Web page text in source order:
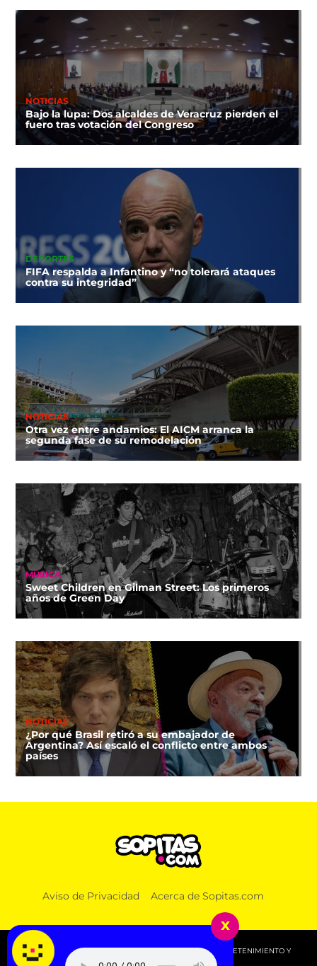
NOTICIAS
Bajo la lupa: Dos alcaldes de Veracruz pierden el
fuero tras votación del Congreso
DEPORTES
FIFA respalda a Infantino y “no tolerará ataques
contra su integridad”
NOTICIAS
Otra vez entre andamios: El AICM arranca la
segunda fase de su remodelación
MÚSICA
Sweet Children en Gilman Street: Los primeros
años de Green Day
NOTICIAS
¿Por qué Brasil retiró a su embajador de
Argentina? Así escaló el conflicto entre ambos
países
Aviso de Privacidad Acerca de Sopitas.com
© 2026 SOPITAS.COM - MÚSICA, NOTICIAS, DEPORTES, ENTRETENIMIENTO Y
x